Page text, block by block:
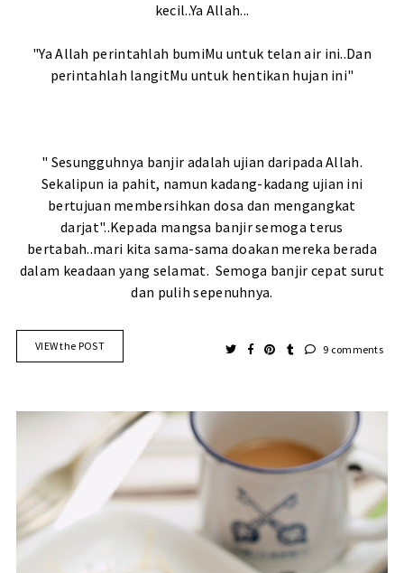
kecil..Ya Allah...
"Ya Allah perintahlah bumiMu untuk telan air ini..Dan
perintahlah langitMu untuk hentikan hujan ini"
" Sesungguhnya banjir adalah ujian daripada Allah.
Sekalipun ia pahit, namun kadang-kadang ujian ini
bertujuan membersihkan dosa dan mengangkat
darjat"..Kepada mangsa banjir semoga terus
bertabah..mari kita sama-sama doakan mereka berada
dalam keadaan yang selamat. Semoga banjir cepat surut
dan pulih sepenuhnya.
VIEW the POST 9 comments